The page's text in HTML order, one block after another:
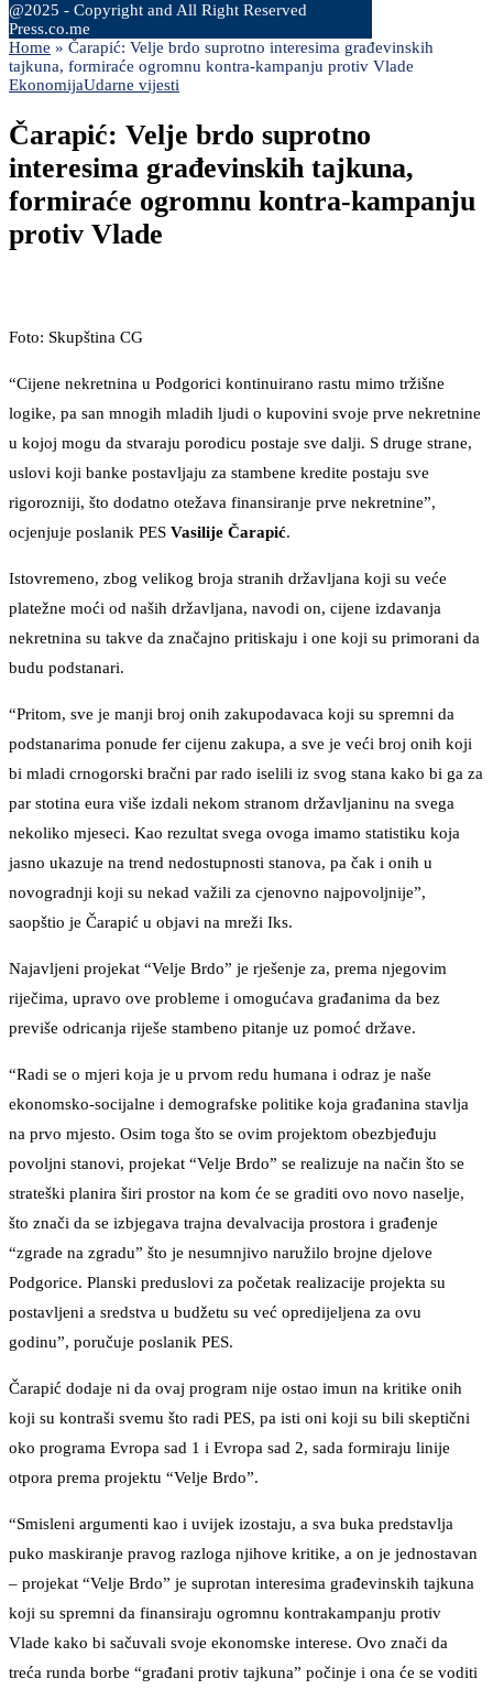
@2025 - Copyright and All Right Reserved
Press.co.me
Home » Čarapić: Velje brdo suprotno interesima građevinskih
tajkuna, formiraće ogromnu kontra-kampanju protiv Vlade
EkonomijaUdarne vijesti
Čarapić: Velje brdo suprotno
interesima građevinskih tajkuna,
formiraće ogromnu kontra-kampanju
protiv Vlade
Foto: Skupština CG
“Cijene nekretnina u Podgorici kontinuirano rastu mimo tržišne
logike, pa san mnogih mladih ljudi o kupovini svoje prve nekretnine
u kojoj mogu da stvaraju porodicu postaje sve dalji. S druge strane,
uslovi koji banke postavljaju za stambene kredite postaju sve
rigorozniji, što dodatno otežava finansiranje prve nekretnine”,
ocjenjuje poslanik PES Vasilije Čarapić.
Istovremeno, zbog velikog broja stranih državljana koji su veće
platežne moći od naših državljana, navodi on, cijene izdavanja
nekretnina su takve da značajno pritiskaju i one koji su primorani da
budu podstanari.
“Pritom, sve je manji broj onih zakupodavaca koji su spremni da
podstanarima ponude fer cijenu zakupa, a sve je veći broj onih koji
bi mladi crnogorski bračni par rado iselili iz svog stana kako bi ga za
par stotina eura više izdali nekom stranom državljaninu na svega
nekoliko mjeseci. Kao rezultat svega ovoga imamo statistiku koja
jasno ukazuje na trend nedostupnosti stanova, pa čak i onih u
novogradnji koji su nekad važili za cjenovno najpovoljnije”,
saopštio je Čarapić u objavi na mreži Iks.
Najavljeni projekat “Velje Brdo” je rješenje za, prema njegovim
riječima, upravo ove probleme i omogućava građanima da bez
previše odricanja riješe stambeno pitanje uz pomoć države.
“Radi se o mjeri koja je u prvom redu humana i odraz je naše
ekonomsko-socijalne i demografske politike koja građanina stavlja
na prvo mjesto. Osim toga što se ovim projektom obezbjeđuju
povoljni stanovi, projekat “Velje Brdo” se realizuje na način što se
strateški planira širi prostor na kom će se graditi ovo novo naselje,
što znači da se izbjegava trajna devalvacija prostora i građenje
“zgrade na zgradu” što je nesumnjivo naružilo brojne djelove
Podgorice. Planski preduslovi za početak realizacije projekta su
postavljeni a sredstva u budžetu su već opredijeljena za ovu
godinu”, poručuje poslanik PES.
Čarapić dodaje ni da ovaj program nije ostao imun na kritike onih
koji su kontraši svemu što radi PES, pa isti oni koji su bili skeptični
oko programa Evropa sad 1 i Evropa sad 2, sada formiraju linije
otpora prema projektu “Velje Brdo”.
“Smisleni argumenti kao i uvijek izostaju, a sva buka predstavlja
puko maskiranje pravog razloga njihove kritike, a on je jednostavan
– projekat “Velje Brdo” je suprotan interesima građevinskih tajkuna
koji su spremni da finansiraju ogromnu kontrakampanju protiv
Vlade kako bi sačuvali svoje ekonomske interese. Ovo znači da
treća runda borbe “građani protiv tajkuna” počinje i ona će se voditi